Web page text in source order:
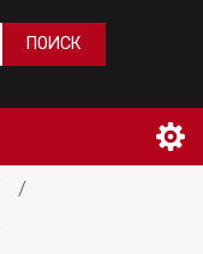
ПОИСК
/